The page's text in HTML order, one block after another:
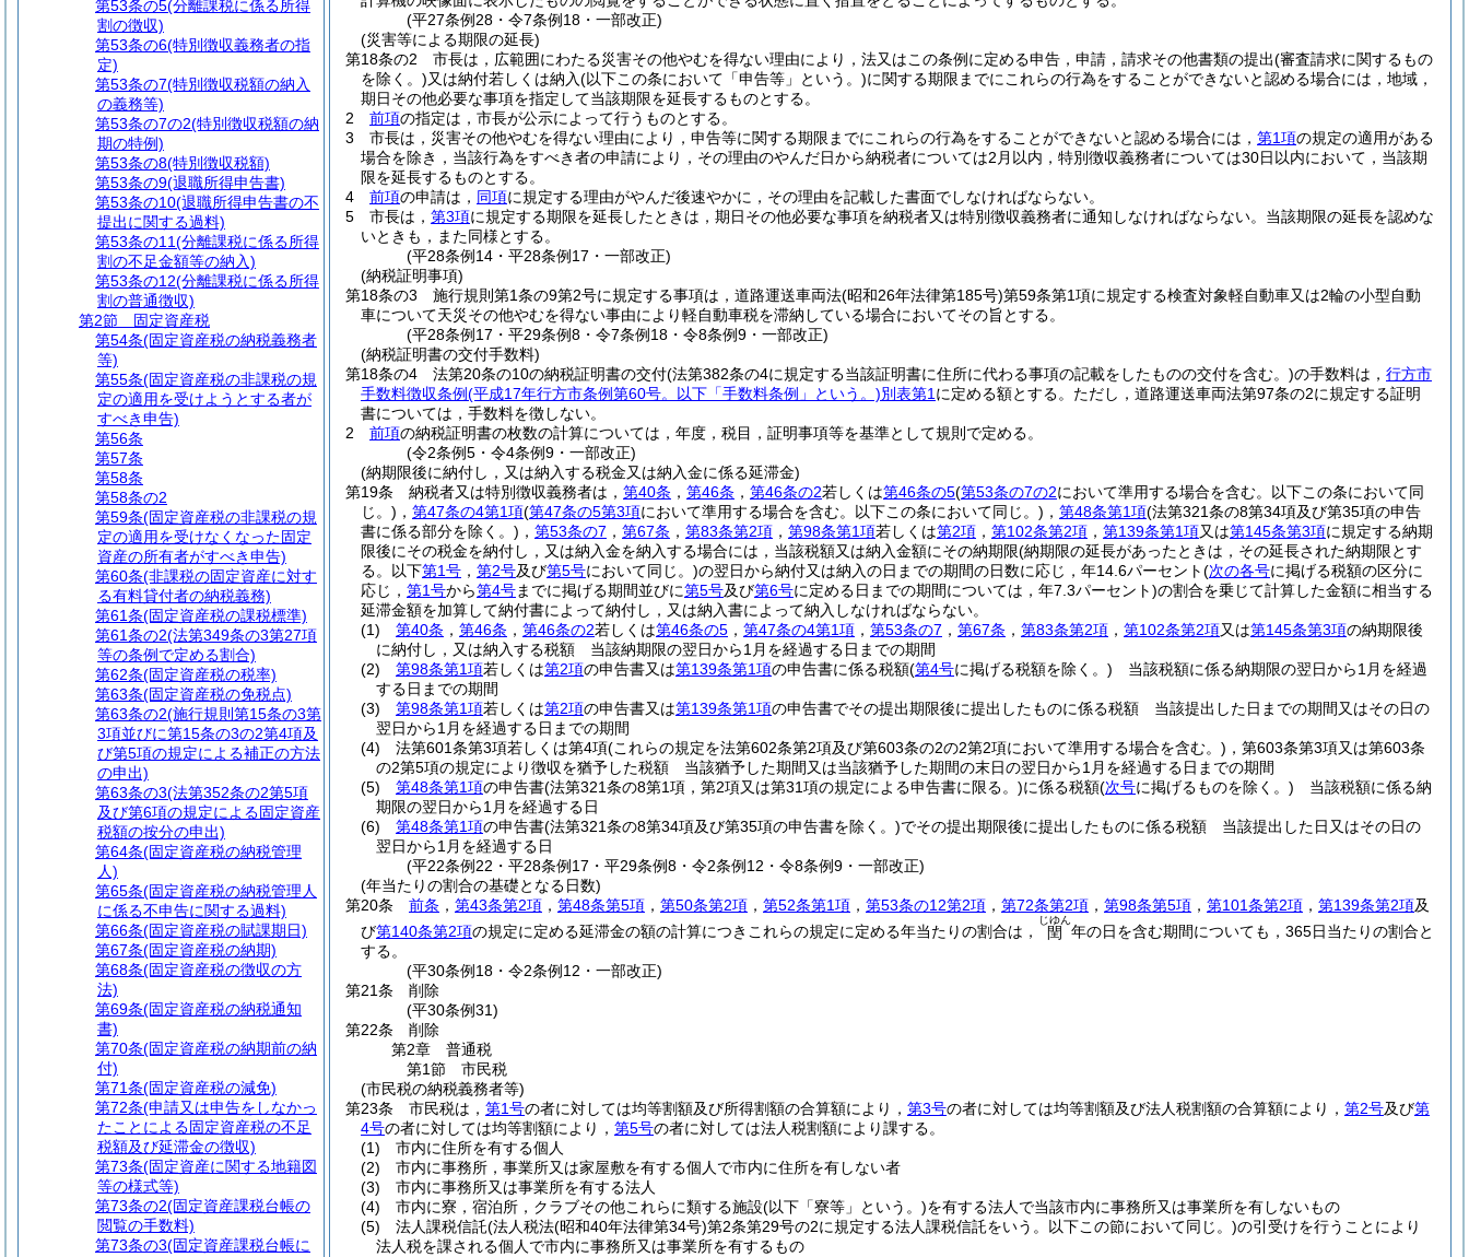
(平27条例28・令7条例18・一部改正)
(災害等による期限の延長)
第18条の2
市長は，広範囲にわたる災害その他やむを得ない理由により，法又はこの条例に定める申告，申請，請求その他書類の提出(審査請求に関するもの
を除く。)又は納付若しくは納入(以下この条において「申告等」という。)に関する期限までにこれらの行為をすることができないと認める場合には，地域，
期日その他必要な事項を指定して当該期限を延長するものとする。
2
前項の指定は，市長が公示によって行うものとする。
3
市長は，災害その他やむを得ない理由により，申告等に関する期限までにこれらの行為をすることができないと認める場合には， 第1項の規定の適用がある
場合を除き，当該行為をすべき者の申請により，その理由のやんだ日から納税者については2月以内，特別徴収義務者については30日以内において，当該期
限を延長するものとする。
4
前項の申請は， 同項に規定する理由がやんだ後速やかに，その理由を記載した書面でしなければならない。
5
市長は， 第3項に規定する期限を延長したときは，期日その他必要な事項を納税者又は特別徴収義務者に通知しなければならない。 当該期限の延長を認めな
いときも，また同様とする。
(平28条例14・平28条例17・一部改正)
(納税証明事項)
第18条の3
施行規則第1条の9第2号に規定する事項は，道路運送車両法(昭和26年法律第185号)第59条第1項に規定する検査対象軽自動車又は2輪の小型自動
車について天災その他やむを得ない事由により軽自動車税を滞納している場合においてその旨とする。
(平28条例17・平29条例8・令7条例18・令8条例9・一部改正)
(納税証明書の交付手数料)
第18条の4
法第20条の10の納税証明書の交付(法第382条の4に規定する当該証明書に住所に代わる事項の記載をしたものの交付を含む。)の手数料は， 行方市
手数料徴収条例(平成17年行方市条例第60号。以下「手数料条例」という。)別表第1 に定める額とする。 ただし，道路運送車両法第97条の2に規定する証明
書については，手数料を徴しない。
2
前項の納税証明書の枚数の計算については，年度，税目，証明事項等を基準として規則で定める。
(令2条例5・令4条例9・一部改正)
(納期限後に納付し，又は納入する税金又は納入金に係る延滞金)
第19条
納税者又は特別徴収義務者は， 第40条 ， 第46条 ， 第46条の2若しくは第46条の5(第53条の7の2において準用する場合を含む。以下この条において同
じ。) ， 第47条の4第1項(第47条の5第3項において準用する場合を含む。以下この条において同じ。) ， 第48条第1項(法第321条の8第34項及び第35項の申告
書に係る部分を除く。) ， 第53条の7 ， 第67条 ， 第83条第2項 ， 第98条第1項若しくは第2項 ， 第102条第2項 ， 第139条第1項又は第145条第3項に規定する納期
限後にその税金を納付し，又は納入金を納入する場合には，当該税額又は納入金額にその納期限(納期限の延長があったときは，その延長された納期限とす
る。以下第1号 ， 第2号及び第5号において同じ。)の翌日から納付又は納入の日までの期間の日数に応じ，年14.6パーセント(次の各号に掲げる税額の区分に
応じ， 第1号から第4号までに掲げる期間並びに第5号及び第6号に定める日までの期間については，年7.3パーセント)の割合を乗じて計算した金額に相当する
延滞金額を加算して納付書によって納付し，又は納入書によって納入しなければならない。
(1)
第40条 ， 第46条 ， 第46条の2若しくは第46条の5 ， 第47条の4第1項 ， 第53条の7 ， 第67条 ， 第83条第2項 ， 第102条第2項又は第145条第3項の納期限後
に納付し，又は納入する税額 当該納期限の翌日から1月を経過する日までの期間
(2)
第98条第1項若しくは第2項の申告書又は第139条第1項の申告書に係る税額(第4号に掲げる税額を除く。) 当該税額に係る納期限の翌日から1月を経過
する日までの期間
(3)
第98条第1項若しくは第2項の申告書又は第139条第1項の申告書でその提出期限後に提出したものに係る税額 当該提出した日までの期間又はその日の
翌日から1月を経過する日までの期間
(4)
法第601条第3項若しくは第4項(これらの規定を法第602条第2項及び第603条の2の2第2項において準用する場合を含む。) ，第603条第3項又は第603条
の2第5項の規定により徴収を猶予した税額 当該猶予した期間又は当該猶予した期間の末日の翌日から1月を経過する日までの期間
(5)
第48条第1項の申告書(法第321条の8第1項，第2項又は第31項の規定による申告書に限る。)に係る税額(次号に掲げるものを除く。) 当該税額に係る納
期限の翌日から1月を経過する日
(6)
第48条第1項の申告書(法第321条の8第34項及び第35項の申告書を除く。)でその提出期限後に提出したものに係る税額 当該提出した日又はその日の
翌日から1月を経過する日
(平22条例22・平28条例17・平29条例8・令2条例12・令8条例9・一部改正)
(年当たりの割合の基礎となる日数)
第20条
前条 ， 第43条第2項 ， 第48条第5項 ， 第50条第2項 ， 第52条第1項 ， 第53条の12第2項 ， 第72条第2項 ， 第98条第5項 ， 第101条第2項 ， 第139条第2項及
び第140条第2項の規定に定める延滞金の額の計算につきこれらの規定に定める年当たりの割合は， 閏
じゆん
年の日を含む期間についても，365日当たりの割合と
する。
(平30条例18・令2条例12・一部改正)
第21条
削除
(平30条例31)
第22条
削除
第2章
普通税
第1節
市民税
(市民税の納税義務者等)
第23条
市民税は， 第1号の者に対しては均等割額及び所得割額の合算額により， 第3号の者に対しては均等割額及び法人税割額の合算額により， 第2号及び第
4号の者に対しては均等割額により， 第5号の者に対しては法人税割額により課する。
(1)
市内に住所を有する個人
(2)
市内に事務所，事業所又は家屋敷を有する個人で市内に住所を有しない者
(3)
市内に事務所又は事業所を有する法人
(4)
市内に寮，宿泊所，クラブその他これらに類する施設(以下「寮等」という。)を有する法人で当該市内に事務所又は事業所を有しないもの
(5)
法人課税信託(法人税法(昭和40年法律第34号)第2条第29号の2に規定する法人課税信託をいう。以下この節において同じ。)の引受けを行うことにより
法人税を課される個人で市内に事務所又は事業所を有するもの
第53条の5(分離課税に係る所得
割の徴収)
第53条の6(特別徴収義務者の指
定)
第53条の7(特別徴収税額の納入
の義務等)
第53条の7の2(特別徴収税額の納
期の特例)
第53条の8(特別徴収税額)
第53条の9(退職所得申告書)
第53条の10(退職所得申告書の不
提出に関する過料)
第53条の11(分離課税に係る所得
割の不足金額等の納入)
第53条の12(分離課税に係る所得
割の普通徴収)
第2節
固定資産税
第54条(固定資産税の納税義務者
等)
第55条(固定資産税の非課税の規
定の適用を受けようとする者が
すべき申告)
第56条
第57条
第58条
第58条の2
第59条(固定資産税の非課税の規
定の適用を受けなくなった固定
資産の所有者がすべき申告)
第60条(非課税の固定資産に対す
る有料貸付者の納税義務)
第61条(固定資産税の課税標準)
第61条の2(法第349条の3第27項
等の条例で定める割合)
第62条(固定資産税の税率)
第63条(固定資産税の免税点)
第63条の2(施行規則第15条の3第
3項並びに第15条の3の2第4項及
び第5項の規定による補正の方法
の申出)
第63条の3(法第352条の2第5項
及び第6項の規定による固定資産
税額の按分の申出)
第64条(固定資産税の納税管理
人)
第65条(固定資産税の納税管理人
に係る不申告に関する過料)
第66条(固定資産税の賦課期日)
第67条(固定資産税の納期)
第68条(固定資産税の徴収の方
法)
第69条(固定資産税の納税通知
書)
第70条(固定資産税の納期前の納
付)
第71条(固定資産税の減免)
第72条(申請又は申告をしなかっ
たことによる固定資産税の不足
税額及び延滞金の徴収)
第73条(固定資産に関する地籍図
等の様式等)
第73条の2(固定資産課税台帳の
閲覧の手数料)
第73条の3(固定資産課税台帳に